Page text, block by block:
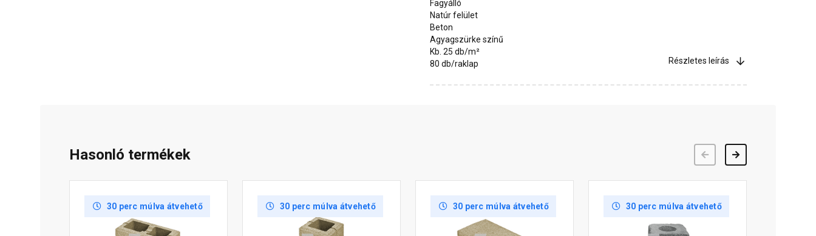
Fagyálló
Natúr felület
Beton
Agyagszürke színű
Kb. 25 db/m²
80 db/raklap
Részletes leírás
Hasonló termékek
30 perc múlva átvehető 30 perc múlva átvehető 30 perc múlva átvehető 30 perc múlva átvehető